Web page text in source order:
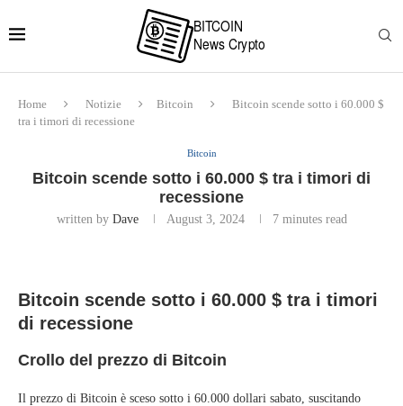
Home Notizie Bitcoin
Bitcoin scende sotto i 60.000 $
tra i timori di recessione
Bitcoin
Bitcoin scende sotto i 60.000 $ tra i timori di
recessione
written by Dave August 3, 2024 7 minutes read
Bitcoin scende sotto i 60.000 $ tra i timori
di recessione
Crollo del prezzo di Bitcoin
Il prezzo di Bitcoin è sceso sotto i 60.000 dollari sabato, suscitando